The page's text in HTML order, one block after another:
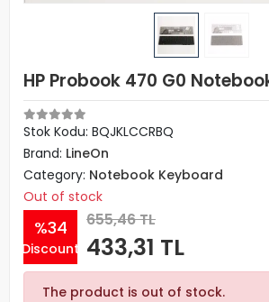
HP Probook 470 G0
Stok Kodu: BQJKLCCRBQ
Brand: LineOn
Category: Notebook Keyboard
Out of stock
%34
Discount
655,46 TL
433,31 TL
The product is out of stock.